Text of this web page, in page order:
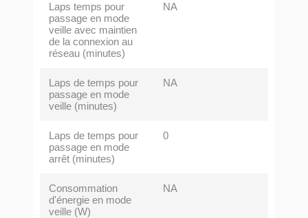
Laps temps pour
passage en mode
veille avec maintien
de la connexion au
réseau (minutes)
NA
Laps de temps pour
passage en mode
veille (minutes)
NA
Laps de temps pour
passage en mode
arrêt (minutes)
0
Consommation
d'énergie en mode
veille (W)
NA